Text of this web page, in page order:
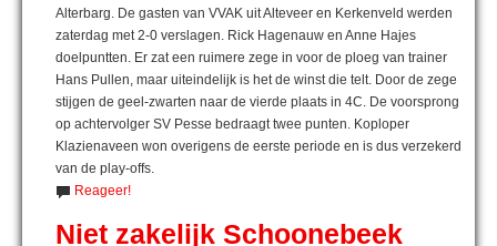
Alterbarg. De gasten van VVAK uit Alteveer en Kerkenveld werden
zaterdag met 2-0 verslagen. Rick Hagenauw en Anne Hajes
doelpuntten. Er zat een ruimere zege in voor de ploeg van trainer
Hans Pullen, maar uiteindelijk is het de winst die telt. Door de zege
stijgen de geel-zwarten naar de vierde plaats in 4C. De voorsprong
op achtervolger SV Pesse bedraagt twee punten. Koploper
Klazienaveen won overigens de eerste periode en is dus verzekerd
van de play-offs.
Reageer!
Niet zakelijk Schoonebeek